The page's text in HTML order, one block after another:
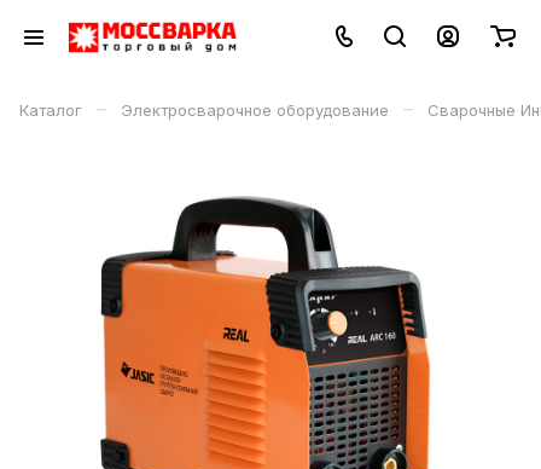
Каталог – Электросварочное оборудование – Сварочные